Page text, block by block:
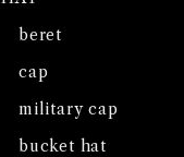
beret
cap
military cap
bucket hat